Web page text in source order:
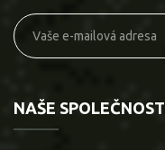
NAŠE SPOLEČNOST